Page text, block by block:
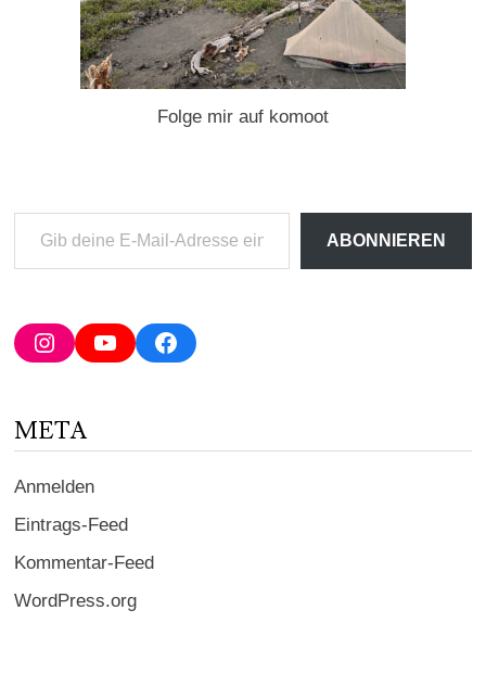
Folge mir auf komoot
deine
Adresse
ein ...
ABONNIEREN
InstagramYouTubeFacebook
META
Anmelden
Eintrags-Feed
Kommentar-Feed
WordPress.org